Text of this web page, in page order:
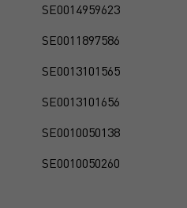
SE0014959623
SE0011897586
SE0013101565
SE0013101656
SE0010050138
SE0010050260